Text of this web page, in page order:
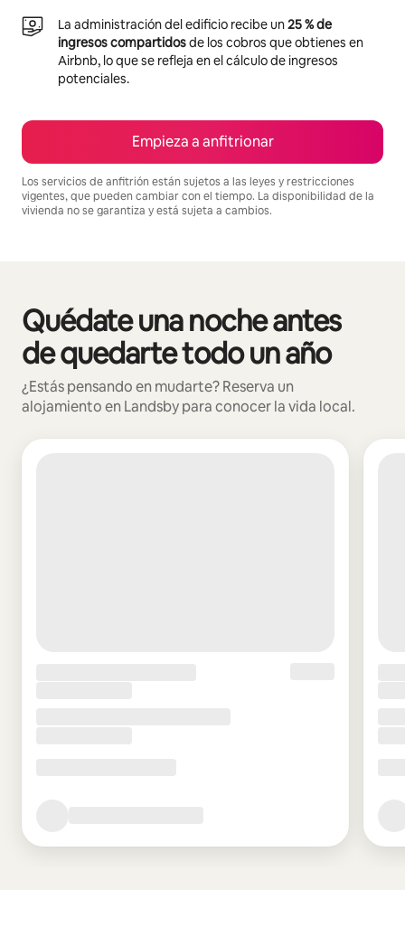
La administración del edificio recibe un25 % de
ingresos compartidosde los cobros que obtienes en
Airbnb, lo que se refleja en el cálculo de ingresos
potenciales.
Empieza a anfitrionar
Los servicios de anfitrión están sujetos a las leyes y restricciones
vigentes, que pueden cambiar con el tiempo. La disponibilidad de la
vivienda no se garantiza y está sujeta a cambios.
Quédate una noche antes
de quedarte todo un año
¿Estás pensando en mudarte? Reserva un
alojamiento en Landsby para conocer la vida local.
Se muestran0 de 0 elementos